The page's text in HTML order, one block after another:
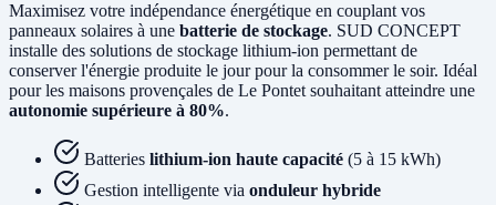
Maximisez votre indépendance énergétique en couplant vos
panneaux solaires à une batterie de stockage. SUD CONCEPT
installe des solutions de stockage lithium-ion permettant de
conserver l'énergie produite le jour pour la consommer le soir. Idéal
pour les maisons provençales de Le Pontet souhaitant atteindre une
autonomie supérieure à 80%.
Batteries lithium-ion haute capacité (5 à 15 kWh)
Gestion intelligente via onduleur hybride